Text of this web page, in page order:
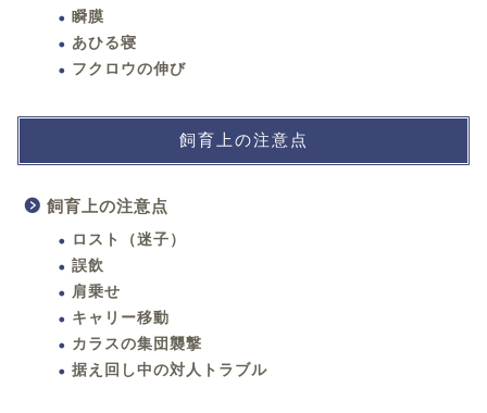
瞬膜
あひる寝
フクロウの伸び
飼育上の注意点
飼育上の注意点
ロスト（迷子）
誤飲
肩乗せ
キャリー移動
カラスの集団襲撃
据え回し中の対人トラブル